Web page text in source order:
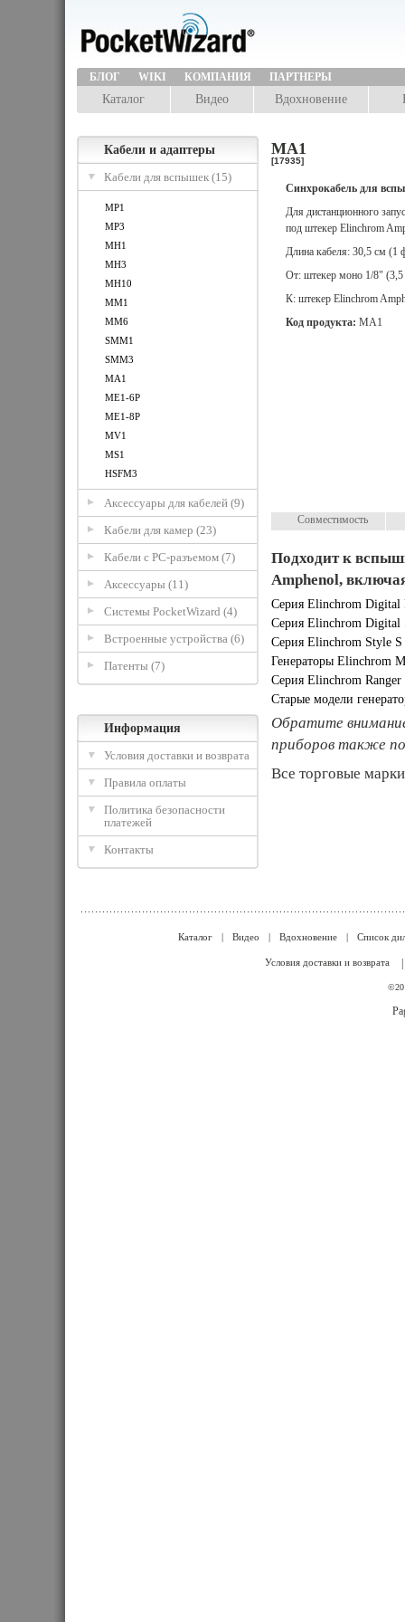
БЛОГ WIKI КОМПАНИЯ ПАРТНЕРЫ
Каталог Видео Вдохновение
Кабели и адаптеры
Кабели для вспышек (15)
MP1
MP3
MH1
MH3
MH10
MM1
MM6
SMM1
SMM3
MA1
ME1-6P
ME1-8P
MV1
MS1
HSFM3
Аксессуары для кабелей (9)
Кабели для камер (23)
Кабели с PC-разъемом (7)
Аксессуары (11)
Системы PocketWizard (4)
Встроенные устройства (6)
Патенты (7)
Информация
Условия доставки и возврата
Правила оплаты
Политика безопасности
платежей
Контакты
MA1
[17935]
Синхрокабель для
Для дистанционного
под штекер Elinchrom
Длина кабеля: 30,5 см (1
От: штекер моно 1/8"
К: штекер Elinchrom
Код продукта: MA1
Совместимость
Подходит к
Amphenol,
Серия Elinchrom Digital
Серия Elinchrom Digital
Серия Elinchrom Style S
Генераторы Elinchrom
Серия Elinchrom Ranger
Старые модели
Обратите
приборов также
Все торговые
Каталог | Видео | Вдохновение | Список
Условия доставки и возврата